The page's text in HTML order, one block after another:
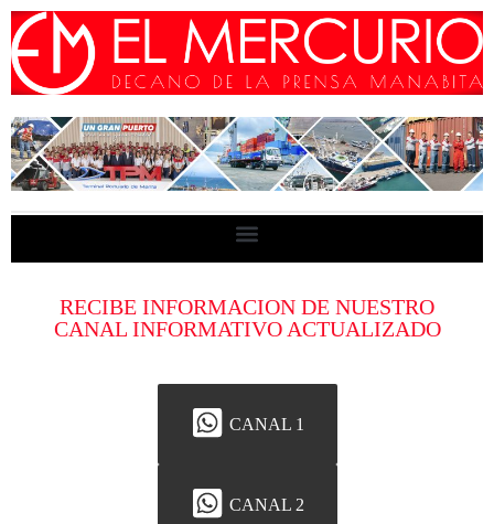
RECIBE INFORMACION DE NUESTRO
CANAL INFORMATIVO ACTUALIZADO
CANAL 1
CANAL 2